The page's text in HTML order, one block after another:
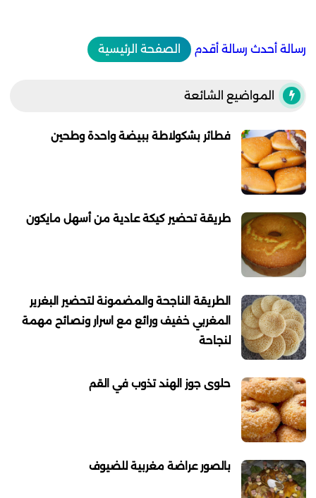
رسالة أحدث رسالة أقدم الصفحة الرئيسية
المواضيع الشائعة
فطائر بشكولاطة ببيضة واحدة وطحين
طريقة تحضير كيكة عادية من أسهل مايكون
الطريقة الناجحة والمضمونة لتحضير البغرير
المغربي خفيف ورائع مع اسرار ونصائح مهمة
لنجاحة
حلوى جوز الهند تذوب في القم
بالصور عراضة مغربية للضيوف